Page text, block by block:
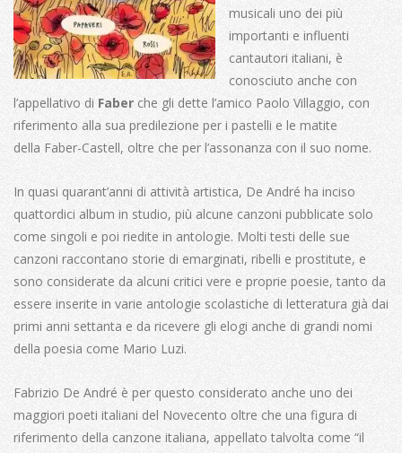
musicali uno dei più
importanti e influenti
cantautori italiani, è
conosciuto anche con
l’appellativo di Faber che gli dette l’amico Paolo Villaggio, con
riferimento alla sua predilezione per i pastelli e le matite
della Faber-Castell, oltre che per l’assonanza con il suo nome.
In quasi quarant’anni di attività artistica, De André ha inciso
quattordici album in studio, più alcune canzoni pubblicate solo
come singoli e poi riedite in antologie. Molti testi delle sue
canzoni raccontano storie di emarginati, ribelli e prostitute, e
sono considerate da alcuni critici vere e proprie poesie,tanto da
essere inserite in varie antologie scolastiche di letteratura già dai
primi anni settanta e da ricevere gli elogi anche di grandi nomi
della poesia come Mario Luzi.
Fabrizio De André è per questo considerato anche uno dei
maggiori poeti italiani del Novecento oltre che una figura di
riferimento della canzone italiana, appellato talvolta come “il